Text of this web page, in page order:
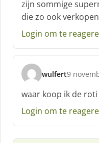
e
f
:
zijn sommige
die zo ook
Login om te
wulfert
s
h
r
9
waar koop ik de roti
Login om te